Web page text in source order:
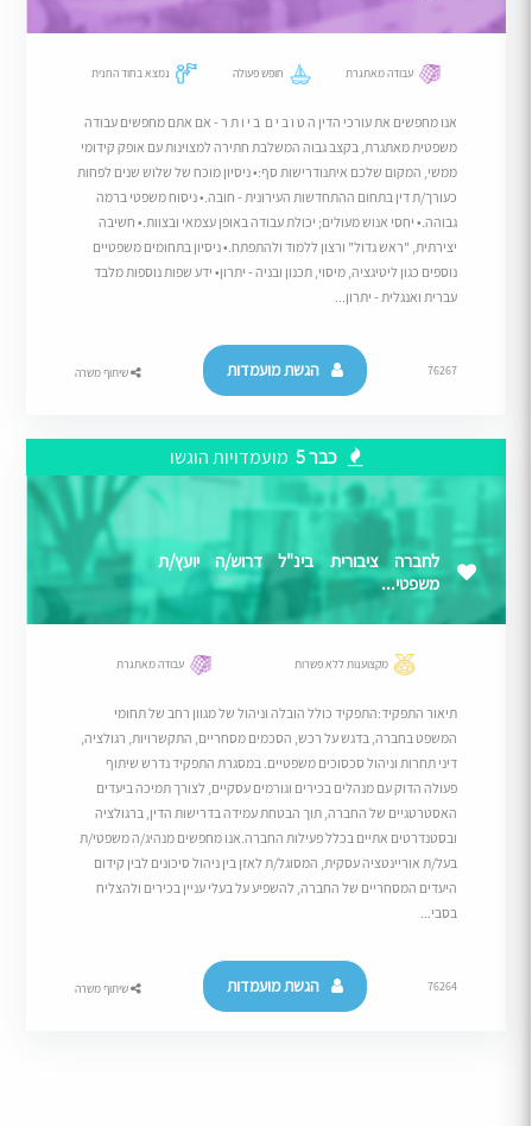
עבודה מאתגרת חופש פעולה נמצא בחוד החנית
אנו מחפשים את עורכי הדין ה ט ו ב י ם ב י ו ת ר - אם אתם מחפשים עבודה
משפטית מאתגרת, בקצב גבוה המשלבת חתירה למצוינות עם אופק קידומי
ממשי, המקום שלכם איתנודרישות סף:• ניסיון מוכח של שלוש שנים לפחות
כעורך/ת דין בתחום ההתחדשות העירונית - חובה.• ניסוח משפטי ברמה
גבוהה.• יחסי אנוש מעולים; יכולת עבודה באופן עצמאי ובצוות.• חשיבה
יצירתית, "ראש גדול" ורצון ללמוד ולהתפתח.• ניסיון בתחומים משפטיים
נוספים כגון ליטיגציה, מיסוי, תכנון ובניה - יתרון• ידע שפות נוספות מלבד
עברית ואנגלית - יתרון...
76267 הגשת מועמדות שיתוף משרה
כבר 5 מועמדויות הוגשו
לחברה ציבורית בינ"ל דרוש/ה יועץ/ת
משפטי...
מקצוענות ללא פשרות עבודה מאתגרת
תיאור התפקיד:התפקיד כולל הובלה וניהול של מגוון רחב של תחומי
המשפט בחברה, בדגש על רכש, הסכמים מסחריים, התקשרויות, רגולציה,
דיני תחרות וניהול סכסוכים משפטיים. במסגרת התפקיד נדרש שיתוף
פעולה הדוק עם מנהלים בכירים וגורמים עסקיים, לצורך תמיכה ביעדים
האסטרטגיים של החברה, תוך הבטחת עמידה בדרישות הדין, ברגולציה
ובסטנדרטים אתיים בכלל פעילות החברה.אנו מחפשים מנהיג/ה משפטי/ת
בעל/ת אוריינטציה עסקית, המסוגל/ת לאזן בין ניהול סיכונים לבין קידום
היעדים המסחריים של החברה, להשפיע על בעלי עניין בכירים ולהצליח
בסבי...
76264 הגשת מועמדות שיתוף משרה